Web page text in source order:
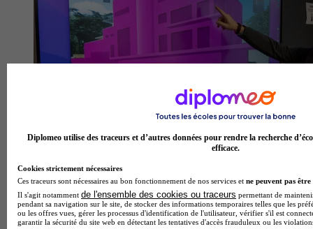
Diplomeo utilise des traceurs et d’autres données pour rendre la recherche
efficace.
Cookies strictement nécessaires
Ces traceurs sont nécessaires au bon fonctionnement de nos services et ne peuvent pas être
Il s'agit notamment de l'ensemble des cookies ou traceurs permettant de
pendant sa navigation sur le site, de stocker des informations temporaires telles que les
ou les offres vues, gérer les processus d'identification de l'utilisateur, vérifier s'il est
garantir la sécurité du site web en détectant les tentatives d'accès frauduleux ou les